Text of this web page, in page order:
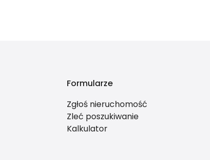
Formularze
Zgłoś nieruchomość
Zleć poszukiwanie
Kalkulator